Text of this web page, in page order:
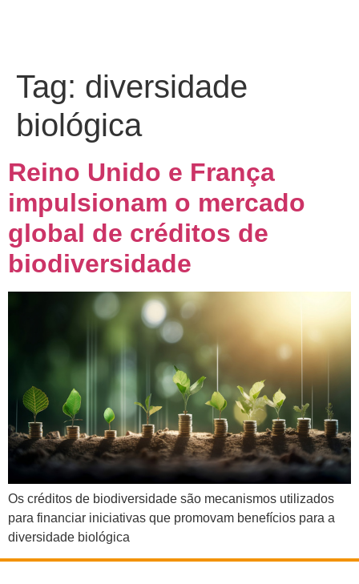
Tag: diversidade
biológica
Reino Unido e França
impulsionam o mercado
global de créditos de
biodiversidade
Os créditos de biodiversidade são mecanismos utilizados
para financiar iniciativas que promovam benefícios para a
diversidade biológica